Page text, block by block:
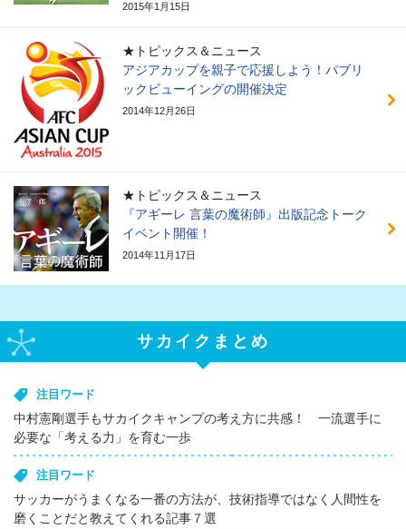
2015年1月15日
★トピックス＆ニュース
アジアカップを親子で応援しよう！パブリ
ックビューイングの開催決定
2014年12月26日
★トピックス＆ニュース
『アギーレ 言葉の魔術師』出版記念トーク
イベント開催！
2014年11月17日
サカイクまとめ
注目ワード
中村憲剛選手もサカイクキャンプの考え方に共感！ 一流選手に
必要な「考える力」を育む一歩
注目ワード
サッカーがうまくなる一番の方法が、技術指導ではなく人間性を
磨くことだと教えてくれる記事７選